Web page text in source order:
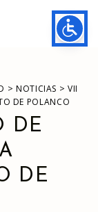
> NOTICIAS >VII
DE POLANCO
DE
DE